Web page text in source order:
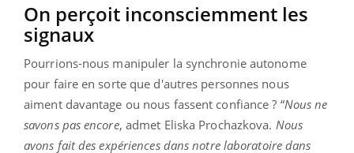
On perçoit inconsciemment les
signaux
Pourrions-nous manipuler la synchronie autonome
pour faire en sorte que d'autres personnes nous
aiment davantage ou nous fassent confiance ? “Nous ne
savons pas encore, admet Eliska Prochazkova. Nous
avons fait des expériences dans notre laboratoire dans